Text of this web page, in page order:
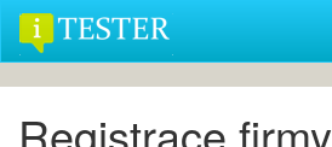
Registrace firmy